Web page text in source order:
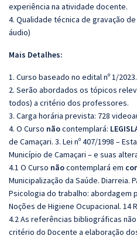
experiência na atividade docente.
4. Qualidade técnica de gravação
áudio)
Mais Detalhes:
1. Curso baseado no edital nº 1/2023.
2. Serão abordados os tópicos
todos) a critério dos professores.
3. Carga horária prevista: 728
4. O Curso nãocontemplará:
de Camaçari. 3. Lei nº 407/1998 –
Município de Camaçari – e suas
4.1 O Curso nãocontemplará em
Municipalização da Saúde. Diarreia.
Psicologia do trabalho: abordagem
Noções de Higiene Ocupacional. 14
4.2 As referências bibliográficas
critério do Docente a elaboração